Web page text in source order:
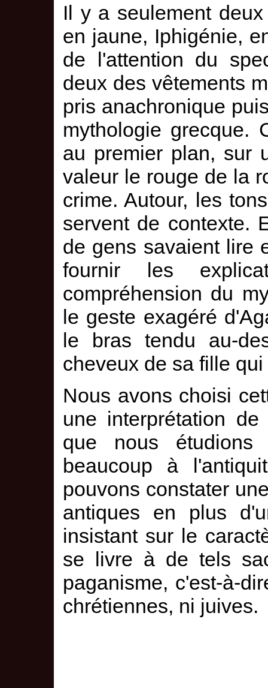
Il y a seulement
en jaune, Iphigénie,
de l'attention du
deux des vêtements
pris anachronique
mythologie grecque.
au premier plan, sur
valeur le rouge de la
crime. Autour, les
servent de contexte.
de gens savaient lire
fournir les
compréhension du
le geste exagéré
le bras tendu au-
cheveux de sa fille
Nous avons choisi
une interprétation
que nous
beaucoup à
pouvons constater
antiques en plus
insistant sur le
se livre à de tels
paganisme, c'est-à-
chrétiennes, ni juives.